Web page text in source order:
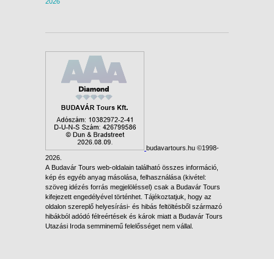
2026
budavartours.hu ©1998-
2026.
A Budavár Tours web-oldalain található összes információ,
kép és egyéb anyag másolása, felhasználása (kivétel:
szöveg idézés forrás megjelöléssel) csak a Budavár Tours
kifejezett engedélyével történhet. Tájékoztatjuk, hogy az
oldalon szereplő helyesírási- és hibás feltöltésből származó
hibákból adódó félreértések és károk miatt a Budavár Tours
Utazási Iroda semminemű felelősséget nem vállal.